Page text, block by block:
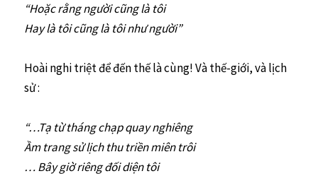
“Hoặc rằng người cũng là tôi
Hay là tôi cũng là tôi như người”
Hoài nghi triệt để đến thế là cùng! Và thế-giới, và lịch
sử :
“…Tạ từ tháng chạp quay nghiêng
Ầm trang sử lịch thu triền miên trôi
… Bây giờ riêng đối diện tôi